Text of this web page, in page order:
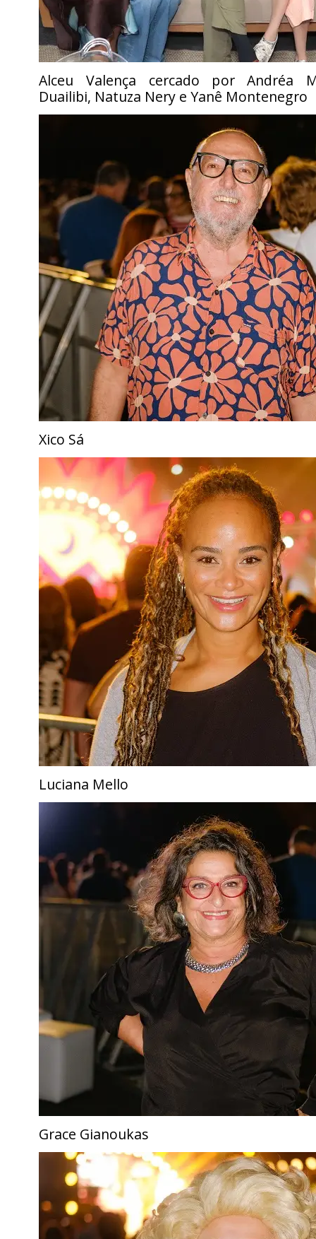
Alceu Valença cercado por Andréa
Duailibi, Natuza Nery e Yanê Montenegro
Xico Sá
Luciana Mello
Grace Gianoukas